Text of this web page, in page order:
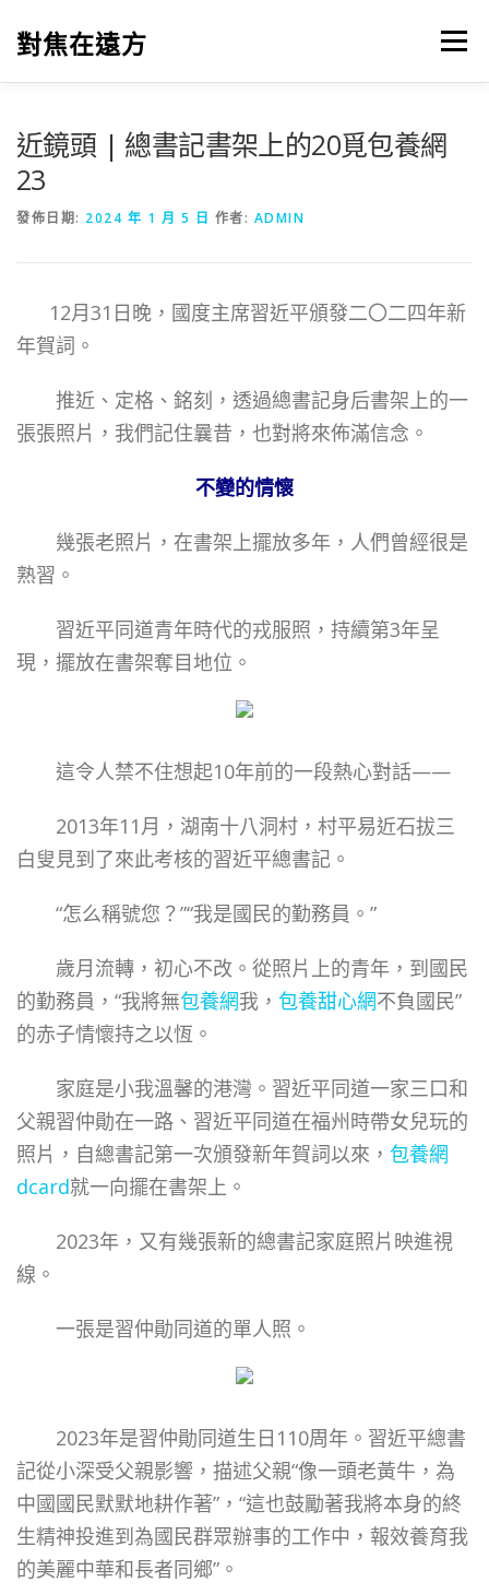
對焦在遠方 選單
近鏡頭 | 總書記書架上的20覓包養網
23
發佈日期: 2024 年 1 月 5 日 作者: ADMIN
12月31日晚，國度主席習近平頒發二〇二四年新
年賀詞。
推近、定格、銘刻，透過總書記身后書架上的一
張張照片，我們記住曩昔，也對將來佈滿信念。
不變的情懷
幾張老照片，在書架上擺放多年，人們曾經很是
熟習。
習近平同道青年時代的戎服照，持續第3年呈
現，擺放在書架奪目地位。
這令人禁不住想起10年前的一段熱心對話——
2013年11月，湖南十八洞村，村平易近石拔三
白叟見到了來此考核的習近平總書記。
“怎么稱號您？”“我是國民的勤務員。”
歲月流轉，初心不改。從照片上的青年，到國民
的勤務員，“我將無包養網我， 包養甜心網不負國民”
的赤子情懷持之以恆。
家庭是小我溫馨的港灣。習近平同道一家三口和
父親習仲勛在一路、習近平同道在福州時帶女兒玩的
照片，自總書記第一次頒發新年賀詞以來， 包養網
dcard就一向擺在書架上。
2023年，又有幾張新的總書記家庭照片映進視
線。
一張是習仲勛同道的單人照。
2023年是習仲勛同道生日110周年。習近平總書
記從小深受父親影響，描述父親“像一頭老黃牛，為
中國國民默默地耕作著”，“這也鼓勵著我將本身的終
生精神投進到為國民群眾辦事的工作中，報效養育我
的美麗中華和長者同鄉”。